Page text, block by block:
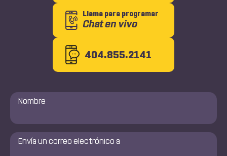
Llama para programar
Chat en vivo
404.855.2141
Nombre
Envía
un